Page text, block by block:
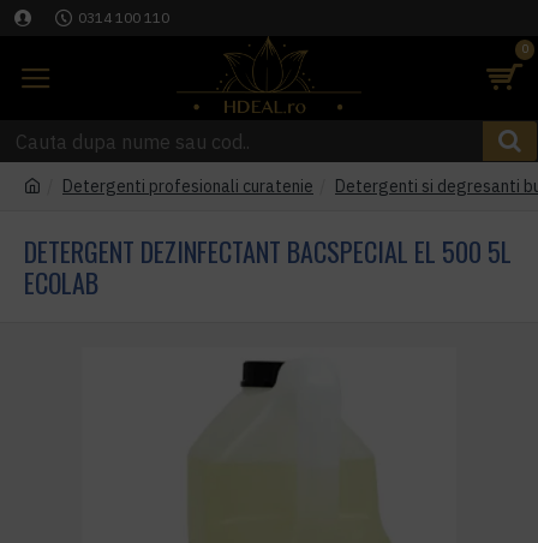
0314 100 110
0
Detergenti profesionali curatenie Detergenti si degresanti
DETERGENT DEZINFECTANT BACSPECIAL EL 500 5L
ECOLAB